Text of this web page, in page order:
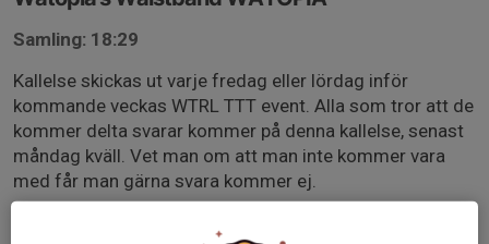
Samling: 18:29
Kallelse skickas ut varje fredag eller lördag inför
kommande veckas WTRL TTT event. Alla som tror att de
kommer delta svarar kommer på denna kallelse, senast
måndag kväll. Vet man om att man inte kommer vara
med får man gärna svara kommer ej.
Om det på måndag kvällen är 5 eller fler som svarat